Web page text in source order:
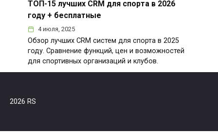
ТОП-15 лучших CRM для спорта в 2026
году + бесплатные
4 июля, 2025
Обзор лучших CRM систем для спорта в 2025
году. Сравнение функций, цен и возможностей
для спортивных организаций и клубов.
2026 RS